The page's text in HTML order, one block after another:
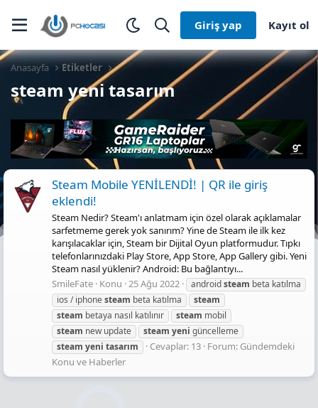
Giriş yap Kayıt ol
Anasayfa Etiketler
steam yeni tasarım
Steam Mobile YENİLENDİ! | QR ile giriş
eklendi!
Steam Nedir? Steam'ı anlatmam için özel olarak açıklamalar
sarfetmeme gerek yok sanırım? Yine de Steam ile ilk kez
karışılacaklar için, Steam bir Dijital Oyun platformudur. Tıpkı
telefonlarınızdaki Play Store, App Store, App Gallery gibi. Yeni
Steam nasıl yüklenir? Android: Bu bağlantıyı...
SmileFate Konu 25 Ağu 2022 androidsteam beta katılma
ios / iphonesteam beta katılma
steam
steam betaya nasıl katılınır steam mobil
steam new update steam yeni güncelleme
steam yeni tasarım Cevaplar: 13 Forum: Gündemdeki
Konu ve Haberler